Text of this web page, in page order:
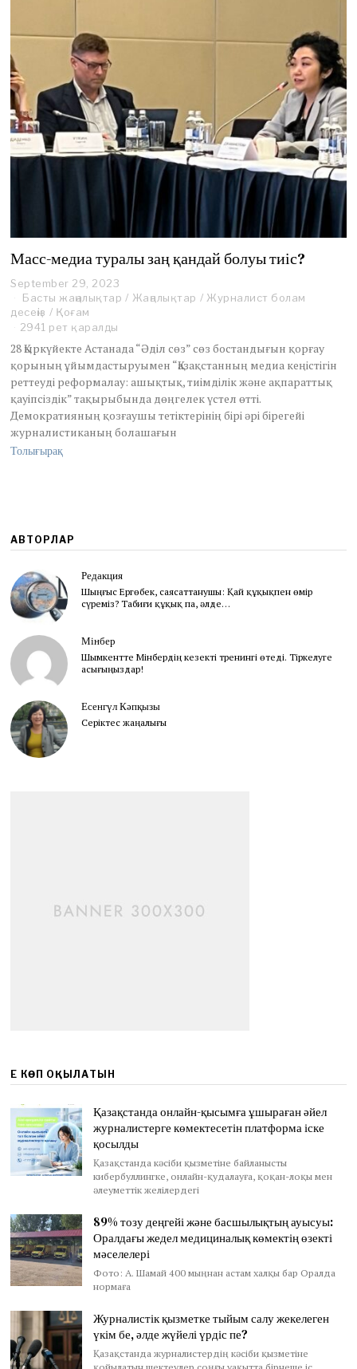
Масс-медиа туралы заң қандай болуы тиіс?
September 29, 2023
Басты жаңалықтар / Жаңалықтар / Журналист болам
десеңіз / Қоғам
2941 рет қаралды
28 Қыркүйекте Астанада “Әділ сөз” сөз бостандығын қорғау
қорының ұйымдастыруымен “Қазақстанның медиа кеңістігін
реттеуді реформалау: ашықтық, тиімділік және ақпараттық
қауіпсіздік” тақырыбында дөңгелек үстел өтті.
Демократияның қозғаушы тетіктерінің бірі әрі бірегейі
журналистиканың болашағын
Толығырақ
АВТОРЛАР
Редакция
Шыңғыс Ергөбек, cаясаттанушы: Қай құқықпен өмір
сүреміз? Табиғи құқық па, әлде…
Мінбер
Шымкентте Мінбердің кезекті тренингі өтеді. Тіркелуге
асығыңыздар!
Есенгүл Кәпқызы
Серіктес жаңалығы
ЕҢ КӨП ОҚЫЛАТЫН
Қазақстанда онлайн-қысымға ұшыраған әйел
журналистерге көмектесетін платформа іске
қосылды
Қазақстанда кәсіби қызметіне байланысты
кибербуллингке, онлайн-қудалауға, қоқан-лоқы мен
әлеуметтік желілердегі
89% тозу деңгейі және басшылықтың ауысуы:
Оралдағы жедел медициналық көмектің өзекті
мәселелері
Фото: А. Шамай 400 мыңнан астам халқы бар Оралда
нормаға
Журналистік қызметке тыйым салу жекелеген
үкім бе, әлде жүйелі үрдіс пе?
Қазақстанда журналистердің кәсіби қызметіне